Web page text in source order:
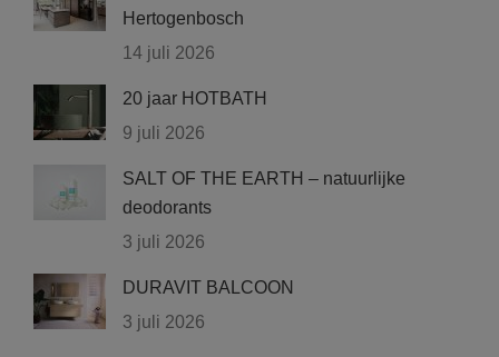
Hertogenbosch
14 juli 2026
20 jaar HOTBATH
9 juli 2026
SALT OF THE EARTH – natuurlijke
deodorants
3 juli 2026
DURAVIT BALCOON
3 juli 2026